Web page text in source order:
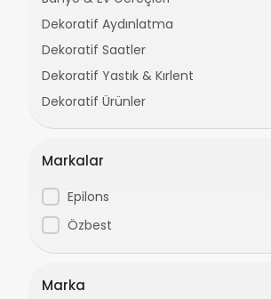
Dekoratif Aydınlatma
Dekoratif Saatler
Dekoratif Yastık & Kırlent
Dekoratif Ürünler
Markalar
Epilons
Özbest
Marka